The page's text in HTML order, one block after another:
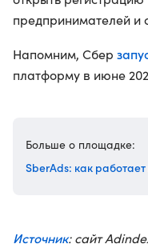
предпринимателей и
Напомним, Сбер
платформу в июне
Больше о площадке:
SberAds: как
Источник: сайт